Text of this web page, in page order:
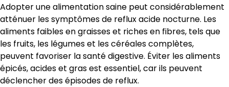
Adopter une alimentation saine peut considérablement
atténuer les symptômes de reflux acide nocturne. Les
aliments faibles en graisses et riches en fibres, tels que
les fruits, les légumes et les céréales complètes,
peuvent favoriser la santé digestive. Éviter les aliments
épicés, acides et gras est essentiel, car ils peuvent
déclencher des épisodes de reflux.